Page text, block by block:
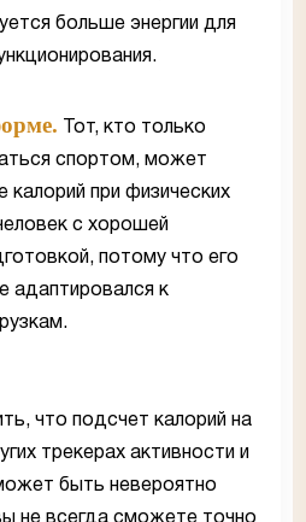
больше энергии для
Тот, кто только
спортом, может
калорий при физических
с хорошей
потому что его
адаптировался к
что подсчет калорий на
трекерах активности и
быть невероятно
не всегда сможете точно